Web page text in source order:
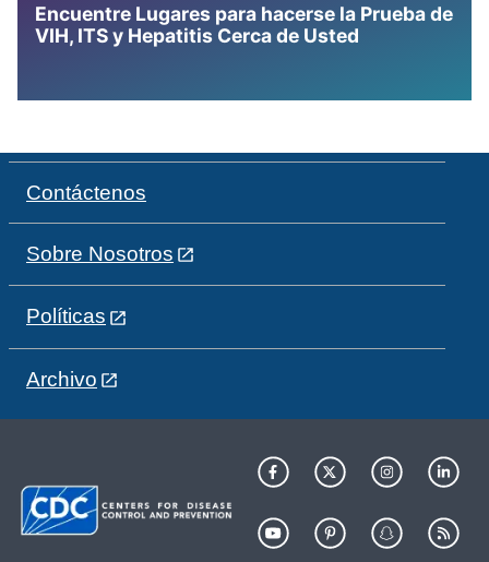
Encuentre Lugares para hacerse la Prueba de
VIH, ITS y Hepatitis Cerca de Usted
Contáctenos
Sobre Nosotros
Políticas
Archivo